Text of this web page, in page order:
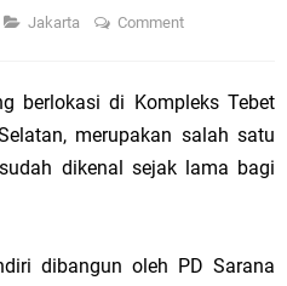
Jakarta Comment
berlokasi di Kompleks Tebet
merupakan salah satu
dikenal sejak lama bagi
dibangun oleh PD Sarana